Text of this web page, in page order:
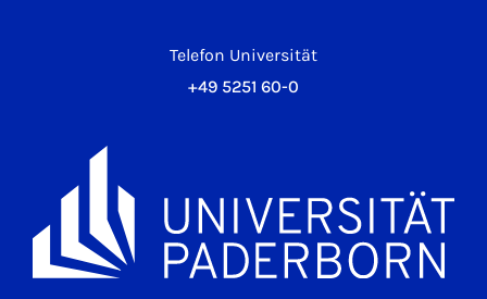
Telefon Universität
+49 5251 60-0